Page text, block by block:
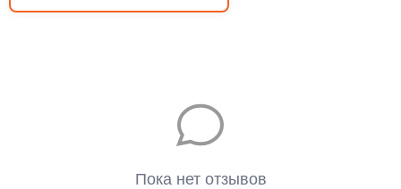
Пока нет отзывов